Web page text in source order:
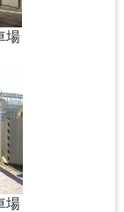
場
場